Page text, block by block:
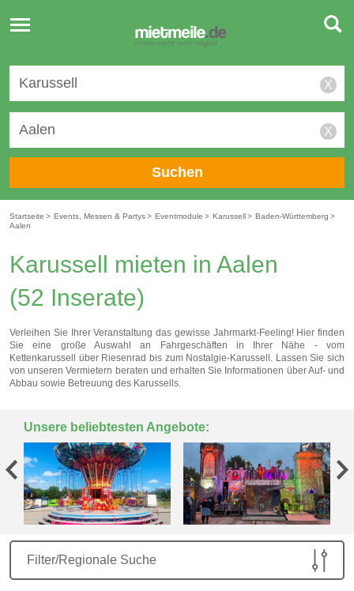
Toggle
navigation
X
X
Suchen
Startseite > Events, Messen & Partys> Eventmodule > Karussell> Baden-Württemberg >
Aalen
Karussell mieten in Aalen
(52 Inserate)
Verleihen Sie Ihrer Veranstaltung das gewisse Jahrmarkt-Feeling! Hier finden
Sie eine große Auswahl an Fahrgeschäften in Ihrer Nähe - vom
Kettenkarussell über Riesenrad bis zum Nostalgie-Karussell. Lassen Sie sich
von unseren Vermietern beraten und erhalten Sie Informationen über Auf- und
Abbau sowie Betreuung des Karussells.
Unsere beliebtesten Angebote:
Filter/Regionale Suche